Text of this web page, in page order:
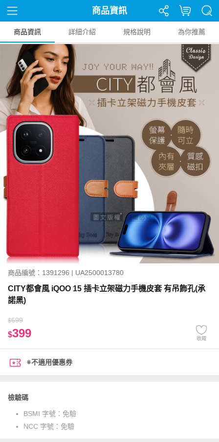
商品資訊
商品資訊 詳細介紹 規格說明 為你推薦
商品編號：1391296 | UA2500013780
CITY都會風 iQOO 15 插卡立架磁力手機皮套 有吊飾孔(承
諾黑)
$699
$399 收藏
※不適用優惠券
檢驗碼
BSMI 字號： 免驗
NCC 字號： 免驗